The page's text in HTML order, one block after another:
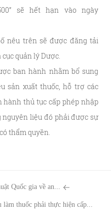
sẽ hết hạn vào ngày
nêu trên sẽ được đăng tải
quản lý Dược.
ban hành nhằm bổ sung
sản xuất thuốc, hỗ trợ các
thủ tục cấp phép nhập
liệu đó phải được sự
thẩm quyền.
Quốc gia về an...
làm thuốc phải thực hiện cấp...